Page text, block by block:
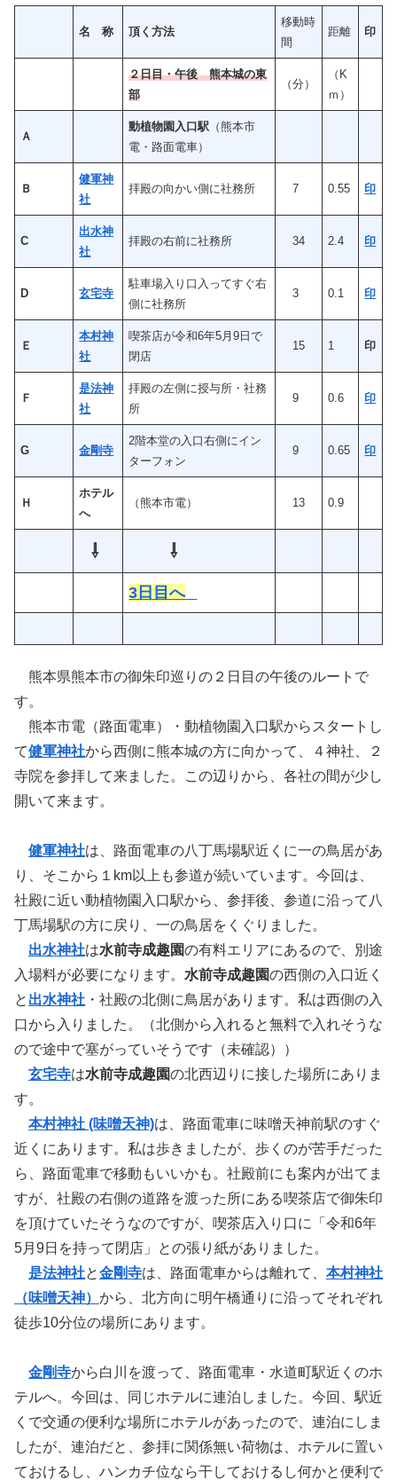
名 称 頂く方法
移動時
間
距離 印
２日目・午後 熊本城の東
部
（分）
（K
ｍ）
Ａ
動植物園入口駅 （熊本市
電・路面電車）
Ｂ
健軍神
社
拝殿の向かい側に社務所 7 0.55 印
C
出水神
社
拝殿の右前に社務所 34 2.4 印
D 玄宅寺
駐車場入り口入ってすぐ右
側に社務所
3 0.1 印
Ｅ
本村神
社
喫茶店が令和6年5月9日で
閉店
15 1 印
Ｆ
是法神
社
拝殿の左側に授与所・社務
所
9 0.6 印
G 金剛寺
2階本堂の入口右側にイン
ターフォン
9 0.65 印
Ｈ
ホテル
へ
（熊本市電） 13 0.9
⇩ ⇩
3日目へ
熊本県熊本市の御朱印巡りの２日目の午後のルートで
す。
熊本市電（路面電車）・動植物園入口駅からスタートし
て健軍神社から西側に熊本城の方に向かって、４神社、２
寺院を参拝して来ました。この辺りから、各社の間が少し
開いて来ます。
健軍神社は、路面電車の八丁馬場駅近くに一の鳥居があ
り、そこから１km以上も参道が続いています。今回は、
社殿に近い動植物園入口駅から、参拝後、参道に沿って八
丁馬場駅の方に戻り、一の鳥居をくぐりました。
出水神社は水前寺成趣園の有料エリアにあるので、別途
入場料が必要になります。 水前寺成趣園の西側の入口近く
と 出水神社 ・社殿の北側に鳥居があります。私は西側の入
口から入りました。（北側から入れると無料で入れそうな
ので途中で塞がっていそうです（未確認））
玄宅寺は水前寺成趣園の北西辺りに接した場所にありま
す。
本村神社 (味噌天神)は、路面電車に味噌天神前駅のすぐ
近くにあります。私は歩きましたが、歩くのが苦手だった
ら、路面電車で移動もいいかも。社殿前にも案内が出てま
すが、社殿の右側の道路を渡った所にある喫茶店で御朱印
を頂けていたそうなのですが、喫茶店入り口に「令和6年
5月9日を持って閉店」との張り紙がありました。
是法神社と金剛寺は、路面電車からは離れて、 本村神社
（味噌天神） から、北方向に明午橋通りに沿ってそれぞれ
徒歩10分位の場所にあります。
金剛寺から白川を渡って、路面電車・水道町駅近くのホ
テルへ。今回は、同じホテルに連泊しました。今回、駅近
くで交通の便利な場所にホテルがあったので、連泊にしま
したが、連泊だと、参拝に関係無い荷物は、ホテルに置い
ておけるし、ハンカチ位なら干しておけるし何かと便利で